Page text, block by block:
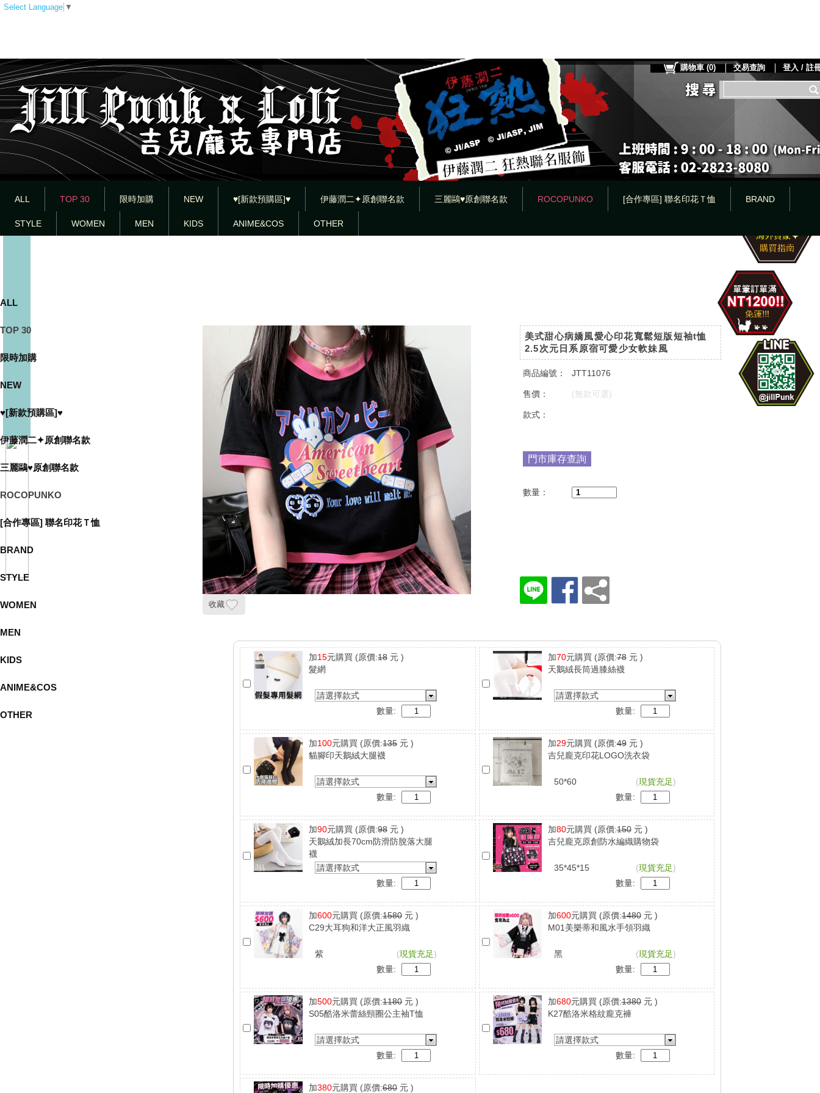
Select Language ▼
ALL TOP 30 限時加購 NEW ♥[新款預購區]♥ 伊藤潤二✦原創聯名款 三麗鷗♥原創聯名款 ROCOPUNKO [合作專區] 聯名印花Ｔ恤 BRAND
STYLE WOMEN MEN KIDS ANIME&COS OTHER
購物車 (0) 交易查詢 登入 / 註
ALL
TOP 30
限時加購
NEW
♥[新款預購區]♥
伊藤潤二✦原創聯名款
三麗鷗♥原創聯名款
ROCOPUNKO
[合作專區] 聯名印花Ｔ恤
BRAND
STYLE
WOMEN
MEN
KIDS
ANIME&COS
OTHER
收藏
美式甜心病嬌風愛心印花寬鬆短版短袖t恤
2.5次元日系原宿可愛少女軟妹風
商品編號： JTT11076
售價： (無款可選)
款式：
門市庫存查詢
數量：
加15元購買 (原價:18 元 )
髮網
請選擇款式
數量:
加70元購買 (原價:78元 )
天鵝絨長筒過膝絲襪
請選擇款式
數量:
加100元購買 (原價:135 元 )
貓腳印天鵝絨大腿襪
請選擇款式
數量:
加29元購買 (原價:49元 )
吉兒龐克印花LOGO洗衣袋
50*60 (現貨充足)
數量:
加90元購買 (原價:98 元 )
天鵝絨加長70cm防滑防脫落大腿
襪
請選擇款式
數量:
加80元購買 (原價:150元 )
吉兒龐克原創防水編織購物袋
35*45*15 (現貨充足)
數量:
加600元購買 (原價:1580 元 )
C29大耳狗和洋大正風羽織
紫 (現貨充足)
數量:
加600元購買 (原價:1480元 )
M01美樂蒂和風水手領羽織
黑 (現貨充足)
數量:
加500元購買 (原價:1180 元 )
S05酷洛米蕾絲頸圈公主袖T恤
請選擇款式
數量:
加680元購買 (原價:1380元 )
K27酷洛米格紋龐克褲
請選擇款式
數量:
加380元購買 (原價:680 元 )